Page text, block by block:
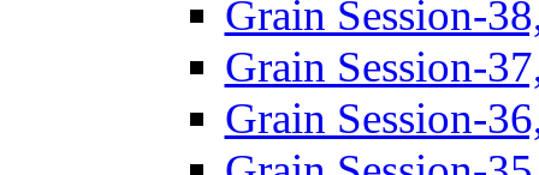
Grain Session-
Grain Session-
Grain Session-